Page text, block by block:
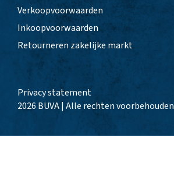
Verkoopvoorwaarden
Inkoopvoorwaarden
Retourneren zakelijke markt
Privacy statement
2026 BUVA | Alle rechten voorbehouden